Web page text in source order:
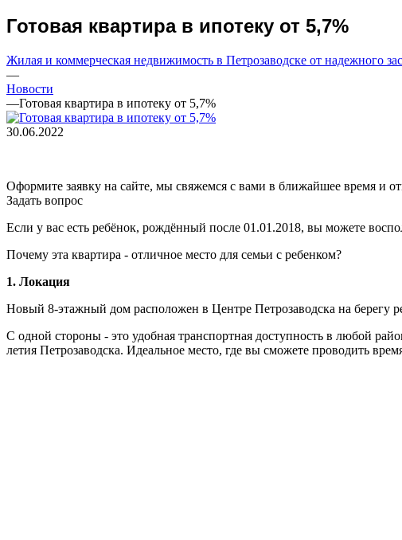
Готовая квартира в ипотеку от 5,7%
Жилая и коммерческая недвижимость в Петрозаводске от
—
Новости
—Готовая квартира в ипотеку от 5,7%
30.06.2022
Оформите заявку на сайте, мы свяжемся с вами в ближайшее время и
Задать вопрос
Если у вас есть ребёнок, рождённый после 01.01.2018, вы можете
Почему эта квартира - отличное место для семьи с ребенком?
1. Локация
Новый 8-этажный дом расположен в Центре Петрозаводска на берегу
С одной стороны - это удобная транспортная доступность в любой
летия Петрозаводска. Идеальное место, где вы сможете проводить